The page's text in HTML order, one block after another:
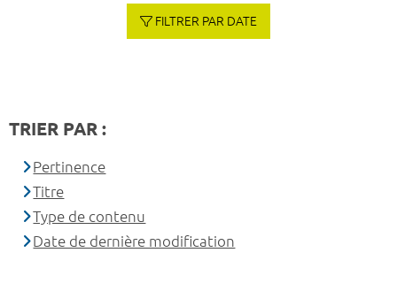
FILTRER PAR DATE
TRIER PAR :
Pertinence
Titre
Type de contenu
Date de dernière modification